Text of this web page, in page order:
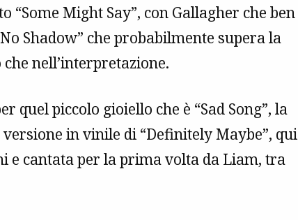
“Some Might Say”, con Gallagher che ben
Shadow” che probabilmente supera la
nell’interpretazione.
quel piccolo gioiello che è “Sad Song”, la
in vinile di “Definitely Maybe”, qui
e cantata per la prima volta da Liam, tra